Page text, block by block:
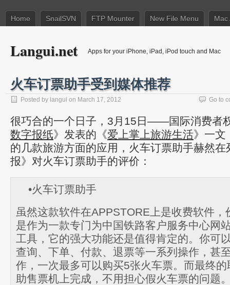
Home SnailSVN FTP Mounter New File Menu Mac
Langui.net Apps for your iPhone, iPad, iPod touch and Mac
火车订票助手受到媒体推荐
Posted by langui on March 17, 2012 Go to
很巧合的一个日子，3月15日——国际消费者
数字报纸》发表的《爱上掌上旅游生活》一文
的几款旅游方面的应用，火车订票助手赫然
报》对火车订票助手的评价：
•火车订票助手
虽然这款软件在APPSTORE上是收费软件，
是作为一款专门为中国铁路客户服务中心网
工具，它的强大功能还是值得肯定的。你可
查询、下单、付款、退票等一系列操作，甚
作，一次最多可以购买5张火车票。而最终
助售票机上完成，不用担心假火车票的问题